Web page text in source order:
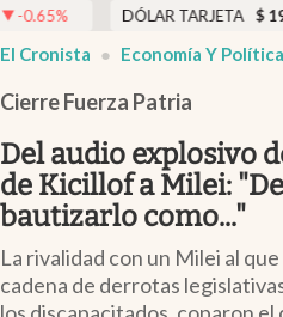
Economía y Política
Finanzas y Mercados
Mercados Online
Negocios
Columnistas
Apertura
DÓLAR TARJETA $ 1976 0.00
El Cronista Economía Y Política
Cierre Fuerza Patria
Del audio explosivo
de Kicillof a Milei:
bautizarlo como..."
La rivalidad con un Milei al
cadena de derrotas